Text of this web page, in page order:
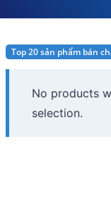
Top 20 sản phẩm bán
No products
selection.